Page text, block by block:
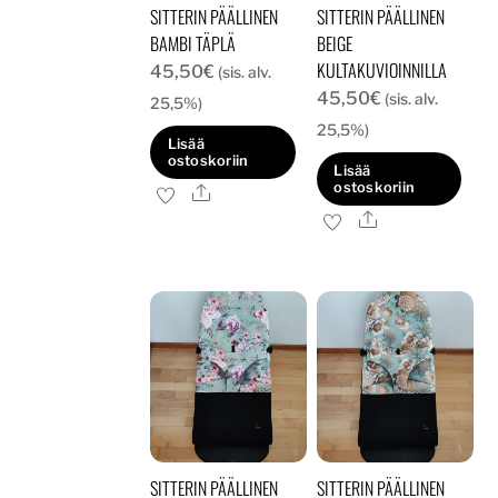
SITTERIN PÄÄLLINEN
BAMBI TÄPLÄ
45,50€ (sis. alv.
25,5%)
Lisää
ostoskoriin
Ale
SITTERIN PÄÄLLINEN
BEIGE
KULTAKUVIOINNILLA
45,50€ (sis. alv.
25,5%)
Lisää
ostoskoriin
Ale
SITTERIN PÄÄLLINEN SITTERIN PÄÄLLINEN